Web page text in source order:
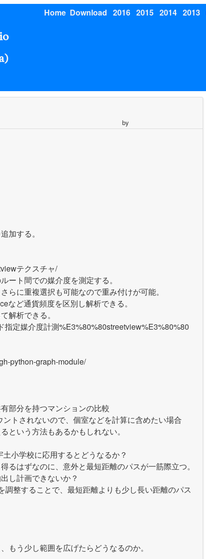
Home Download 2016 2015 2014 2013
by
加する。
テクスチャ/
ート間での媒介度を測定する。
らに重複選択も可能なので重み付けが可能。
ど通貨頻度を区別し解析できる。
解析できる。
指定媒介度計測%E3%80%80streetview%E3%80%80
python-graph-module/
部分を持つマンションの比較
トされないので、個室などを計算に含めたい場合
という方法もあるかもしれない。
小学校に応用するとどうなるか？
るはずなのに、意外と最短距離のパスが一筋際立つ。
し計画できないか？
調整することで、最短距離よりも少し長い距離のパス
もう少し範囲を広げたらどうなるのか。